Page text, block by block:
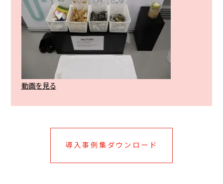
動画を見る
導入事例集ダウンロード